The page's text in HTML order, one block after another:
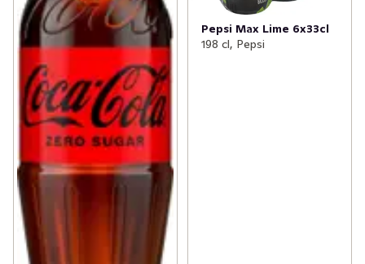
Pepsi Max Lime 6x33cl
198 cl, Pepsi